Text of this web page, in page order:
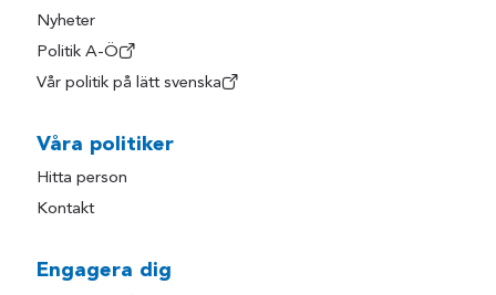
Nyheter
Politik A-Ö
Vår politik på lätt svenska
Våra politiker
Hitta person
Kontakt
Engagera dig